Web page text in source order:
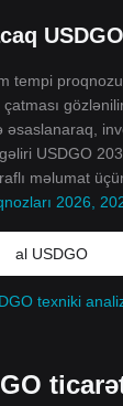
tempi
əsaslanaraq,
USDGO
məlumat
2026,
al USDGO
texniki